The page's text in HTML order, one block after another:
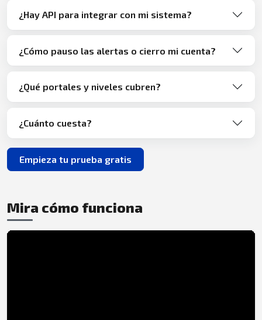
¿Hay API para integrar con mi sistema?
¿Cómo pauso las alertas o cierro mi cuenta?
¿Qué portales y niveles cubren?
¿Cuánto cuesta?
Empieza tu prueba gratis
Mira cómo funciona